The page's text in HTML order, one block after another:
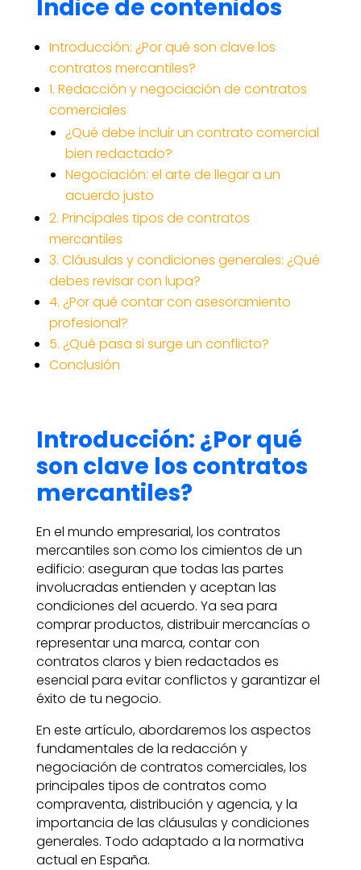
Índice de contenidos
Introducción: ¿Por qué son clave los
contratos mercantiles?
1. Redacción y negociación de contratos
comerciales
¿Qué debe incluir un contrato comercial
bien redactado?
Negociación: el arte de llegar a un
acuerdo justo
2. Principales tipos de contratos
mercantiles
3. Cláusulas y condiciones generales: ¿Qué
debes revisar con lupa?
4. ¿Por qué contar con asesoramiento
profesional?
5. ¿Qué pasa si surge un conflicto?
Conclusión
Introducción: ¿Por qué
son clave los contratos
mercantiles?
En el mundo empresarial, los contratos
mercantiles son como los cimientos de un
edificio: aseguran que todas las partes
involucradas entienden y aceptan las
condiciones del acuerdo. Ya sea para
comprar productos, distribuir mercancías o
representar una marca, contar con
contratos claros y bien redactados es
esencial para evitar conflictos y garantizar el
éxito de tu negocio.
En este artículo, abordaremos los aspectos
fundamentales de la redacción y
negociación de contratos comerciales, los
principales tipos de contratos como
compraventa, distribución y agencia, y la
importancia de las cláusulas y condiciones
generales. Todo adaptado a la normativa
actual en España.